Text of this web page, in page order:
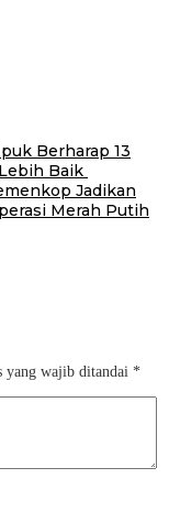
Berharap 13
Baik
Jadikan
Merah Putih
yang wajib ditandai *